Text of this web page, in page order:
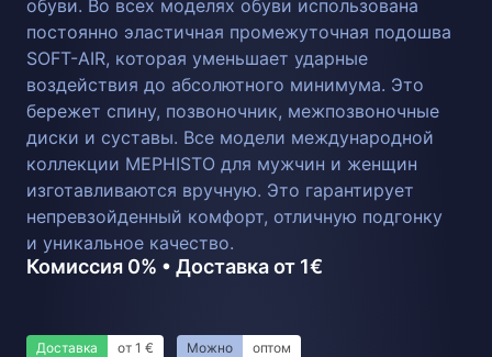
обуви. Во всех моделях обуви использована
постоянно эластичная промежуточная подошва
SOFT-AIR, которая уменьшает ударные
воздействия до абсолютного минимума. Это
бережет спину, позвоночник, межпозвоночные
диски и суставы. Все модели международной
коллекции MEPHISTO для мужчин и женщин
изготавливаются вручную. Это гарантирует
непревзойденный комфорт, отличную подгонку
и уникальное качество.
Комиссия 0% • Доставка от 1€
Доставка от 1 € Можно оптом